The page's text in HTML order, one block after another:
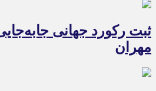
ثبت رکورد جهانی
مهران